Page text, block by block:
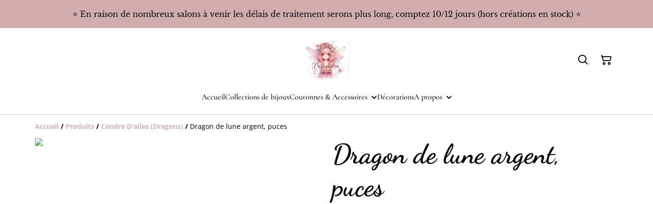
⭐️ En raison de nombreux salons à venir les délais de traitement serons plus long, comptez 10/12 jours (hors créations en stock) ⭐️
AccueilCollections de bijouxCouronnes & Accessoires DécorationsA propos
Accueil / Produits / Cendre D'ailes (Dragons) / Dragon de lune argent, puces
Dragon de lune argent,
puces